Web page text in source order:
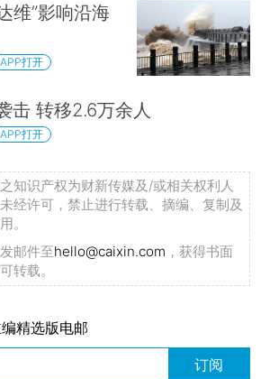
维”影响沿海
APP打开
击 转移2.6万余人
APP打开
知识产权为财新传媒及/或相关权利人
经许可，禁止进行转载、摘编、复制及
。
邮件至hello@caixin.com ，获得书面
转载。
精选版电邮
订阅